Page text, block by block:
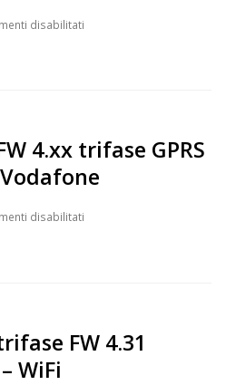
disabilitati
4.xx trifase GPRS
disabilitati
FW 4.31
WiFi